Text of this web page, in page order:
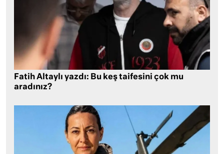
Fatih Altaylı yazdı: Bu keş taifesini çok mu
aradınız?